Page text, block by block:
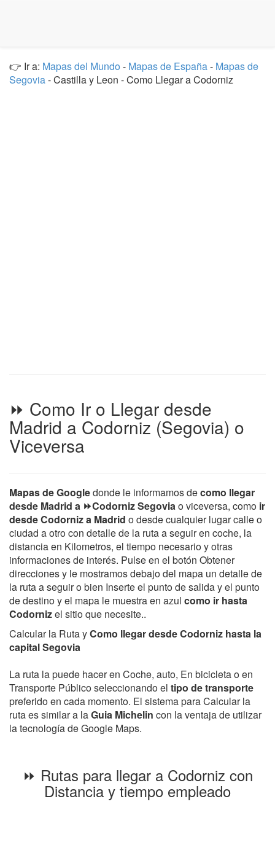
👉 Ir a: Mapas del Mundo - Mapas de España- Mapas de
Segovia- Castilla y Leon - Como Llegar a Codorniz
⏩ Como Ir o Llegar desde
Madrid a Codorniz (Segovia) o
Viceversa
Mapas de Googledonde le informamos decomo llegar
desde Madrid a ⏩Codorniz Segoviao viceversa, como ir
desde Codorniz a Madrid o desde cualquier lugar calle o
ciudad a otro con detalle de la ruta a seguir en coche, la
distancia en Kilometros, el tiempo necesario y otras
informaciones de interés. Pulse en el botón Obtener
direcciones y le mostramos debajo del mapa un detalle de
la ruta a seguir o bien Inserte el punto de salida y el punto
de destino y el mapa le muestra en azul como ir hasta
Codornizel sitio que necesite..
Calcular la Ruta yComo llegar desde Codorniz hasta la
capital Segovia
La ruta la puede hacer en Coche, auto, En bicicleta o en
Transporte Público seleccionando el tipo de transporte
preferido en cada momento. El sistema para Calcular la
ruta es similar a laGuia Michelin con la ventaja de utilizar
la tecnología de Google Maps.
⏩ Rutas para llegar a Codorniz con
Distancia y tiempo empleado